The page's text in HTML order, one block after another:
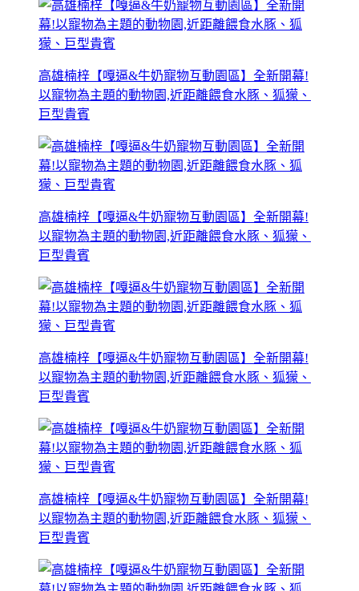
高雄楠梓【嘎逼&牛奶寵物互動園區】全新開幕!
以寵物為主題的動物園,近距離餵食水豚、狐獴、
巨型貴賓
高雄楠梓【嘎逼&牛奶寵物互動園區】全新開幕!
以寵物為主題的動物園,近距離餵食水豚、狐獴、
巨型貴賓
高雄楠梓【嘎逼&牛奶寵物互動園區】全新開幕!
以寵物為主題的動物園,近距離餵食水豚、狐獴、
巨型貴賓
高雄楠梓【嘎逼&牛奶寵物互動園區】全新開幕!
以寵物為主題的動物園,近距離餵食水豚、狐獴、
巨型貴賓